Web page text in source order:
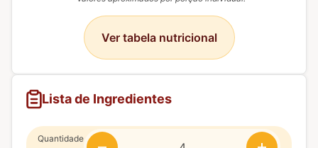
Ver tabela nutricional
Lista de Ingredientes
Quantidade